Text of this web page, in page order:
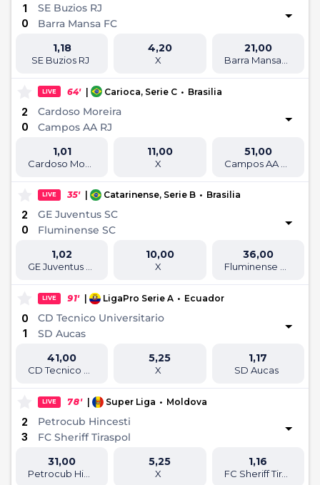
1
0
SE Buzios RJ
Barra Mansa FC
SE Buzios RJ
1,18
X
4,20 21,00
LIVE 64' | Carioca, Serie C • Brasilia
2
0
Cardoso Moreira
Campos AA RJ
1,01
X
11,00 51,00
LIVE 35' Catarinense, Serie B • Brasilia
2
0
GE Juventus SC
Fluminense SC
GE Juventus SC
1,02
X
10,00
Fluminense SC
36,00
LIVE 91' LigaPro Serie A • Ecuador
0
1
CD Tecnico Universitario
SD Aucas
CD Tecnico Universitario
41,00
X
5,25
SD Aucas
1,17
LIVE 78' Super Liga • Moldova
2
3
Petrocub Hincesti
FC Sheriff Tiraspol
Petrocub Hincesti
31,00
X
5,25
FC Sheriff Tiraspol
1,16